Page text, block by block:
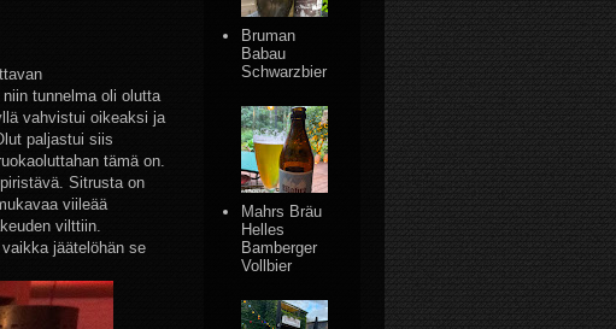
tunnelma oli olutta
vahvistui oikeaksi ja
paljastui siis
tämä on.
Sitrusta on
viileää
vilttiin.
jäätelöhän se
Bruman
Babau
Schwarzbier
Mahrs Bräu
Helles
Bamberger
Vollbier